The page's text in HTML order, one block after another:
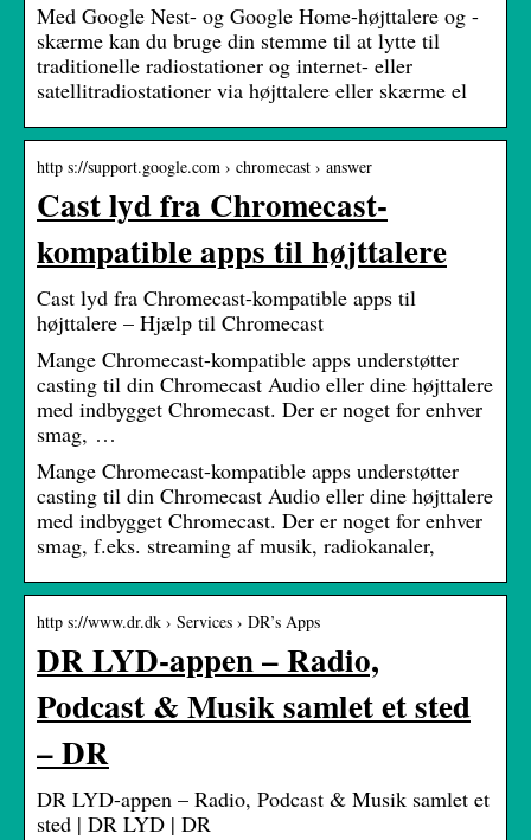
Med Google Nest- og Google Home-højttalere og -
skærme kan du bruge din stemme til at lytte til
traditionelle radiostationer og internet- eller
satellitradiostationer via højttalere eller skærme el
http s://support.google.com › chromecast › answer
Cast lyd fra Chromecast-
kompatible apps til højttalere
Cast lyd fra Chromecast-kompatible apps til
højttalere – Hjælp til Chromecast
Mange Chromecast-kompatible apps understøtter
casting til din Chromecast Audio eller dine højttalere
med indbygget Chromecast. Der er noget for enhver
smag, …
Mange Chromecast-kompatible apps understøtter
casting til din Chromecast Audio eller dine højttalere
med indbygget Chromecast. Der er noget for enhver
smag, f.eks. streaming af musik, radiokanaler,
http s://www.dr.dk › Services › DR’s Apps
DR LYD-appen – Radio,
Podcast & Musik samlet et sted
– DR
DR LYD-appen – Radio, Podcast & Musik samlet et
sted | DR LYD | DR